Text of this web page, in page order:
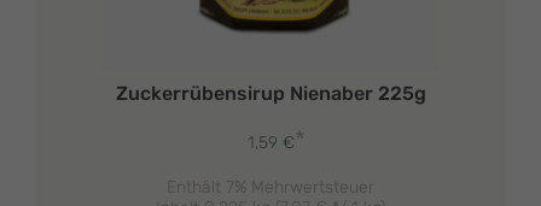
Zuckerrübensirup Nienaber 225g
1,59 €*
Enthält 7% Mehrwertsteuer